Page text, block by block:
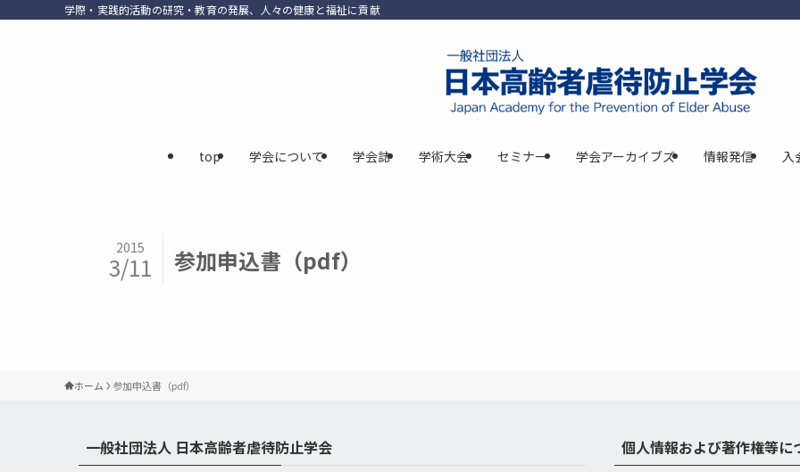
学際・実践的活動の研究・教育の発展、人々の健康と福祉に貢献
top 学会について 学会誌 学術大会 セミナー 学会アーカイブズ 情報発信 入
参加申込書（pdf）
2015
3/11
ホーム 参加申込書（pdf）
一般社団法人 日本高齢者虐待防止学会 個人情報および著作権等に